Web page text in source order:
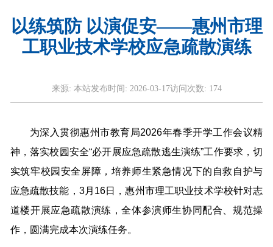
以练筑防 以演促安——惠州市理
工职业技术学校应急疏散演练
来源: 本站发布时间: 2026-03-17访问次数: 174
为深入贯彻惠州市教育局2026年春季开学工作会议精
神，落实校园安全“必开展应急疏散逃生演练”工作要求，切
实筑牢校园安全屏障，培养师生紧急情况下的自救自护与
应急疏散技能，3月16日，惠州市理工职业技术学校针对志
道楼开展应急疏散演练，全体参演师生协同配合、规范操
作，圆满完成本次演练任务。